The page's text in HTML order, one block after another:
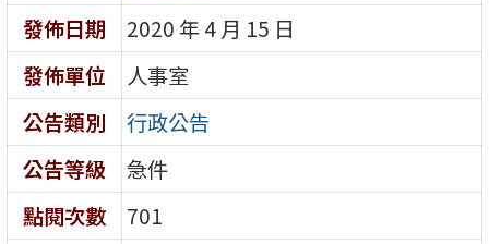
發佈日期
2020 年 4 月 15 日
發佈單位
人事室
公告類別
行政公告
公告等級
急件
點閱次數
701